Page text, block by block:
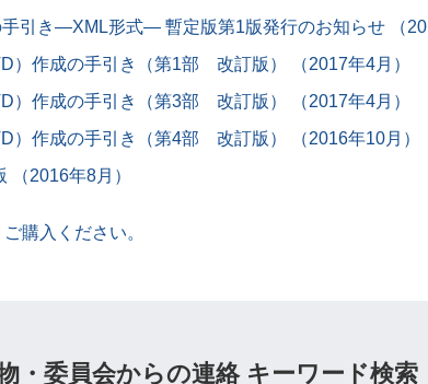
引き—XML形式— 暫定版第1版発行のお知らせ （
）作成の手引き（第1部 改訂版） （2017年4月）
）作成の手引き（第3部 改訂版） （2017年4月）
）作成の手引き（第4部 改訂版） （2016年10月）
2016年8月）
購入ください。
・委員会からの連絡 キーワード検索